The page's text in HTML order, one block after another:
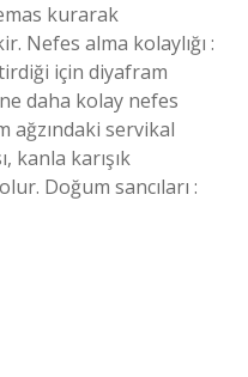
kurarak
Nefes alma kolaylığı :
için diyafram
daha kolay nefes
ağzındaki servikal
kanla karışık
Doğum sancıları :